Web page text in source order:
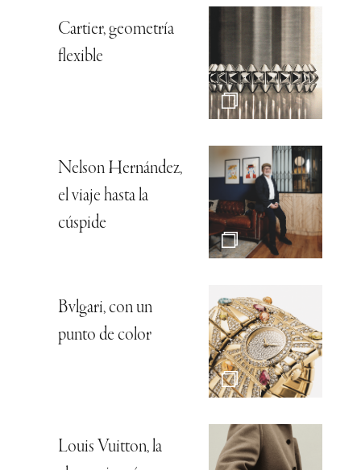
Cartier, geometría
flexible
Nelson Hernández,
el viaje hasta la
cúspide
Bvlgari, con un
punto de color
Louis Vuitton, la